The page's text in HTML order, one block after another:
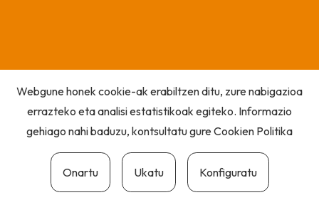
Webgune honek cookie-ak erabiltzen ditu, zure nabigazioa
errazteko eta analisi estatistikoak egiteko. Informazio
gehiago nahi baduzu, kontsultatu gureCookien Politika
Onartu Ukatu Konfiguratu